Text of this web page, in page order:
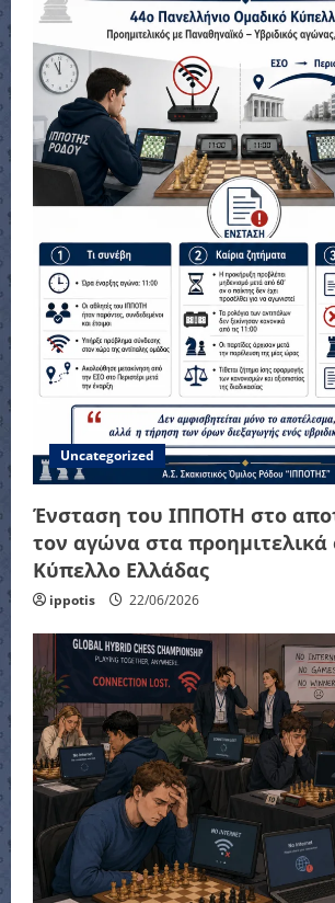
Uncategorized
Ένσταση του ΙΠΠΟΤΗ στο
τον αγώνα στα προημιτελικά
Κύπελλο Ελλάδας
ippotis 22/06/2026